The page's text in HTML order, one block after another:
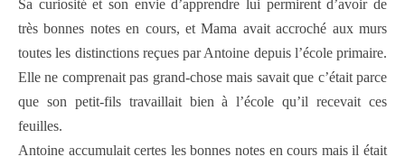
Sa curiosité et son envie d’apprendre lui permirent d’avoir de
très bonnes notes en cours, et Mama avait accroché aux murs
toutes les distinctions reçues par Antoine depuis l’école primaire.
Elle ne comprenait pas grand-chose mais savait que c’était parce
que son petit-fils travaillait bien à l’école qu’il recevait ces
feuilles.
Antoine accumulait certes les bonnes notes en cours mais il était